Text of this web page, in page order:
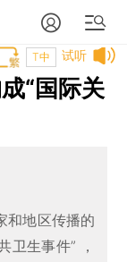
试听
T中
“国际关
和地区传播的
卫生事件” ，